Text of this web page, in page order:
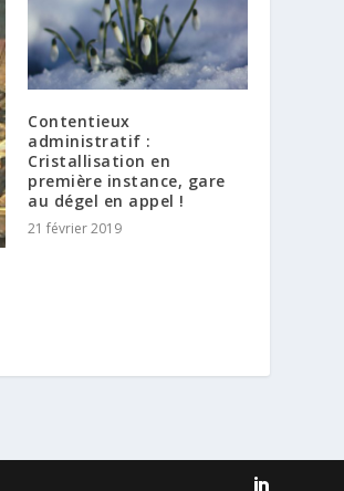
Contentieux
administratif :
Cristallisation en
première instance, gare
au dégel en appel !
21 février 2019